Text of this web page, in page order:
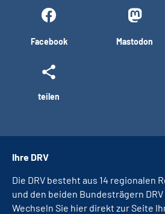
Facebook Mastodon
teilen
Ihre DRV
Die DRV besteht aus 14 regionalen
und den beiden Bundesträgern DRV
Wechseln Sie hier direkt zur Seite